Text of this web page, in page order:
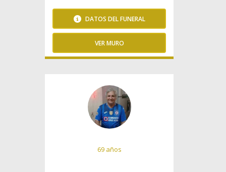
DATOS DEL FUNERAL
VER MURO
69 años